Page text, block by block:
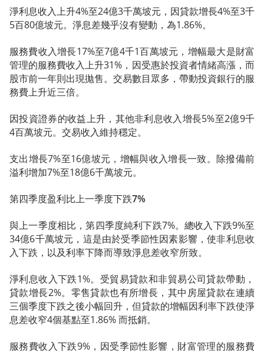
淨利息收入上升4%至24億3千萬坡元，因貸款增長4%至3千
5百80億坡元。淨息差幾乎沒有變動，為1.86%。
服務費收入增長17%至7億4千1百萬坡元，增幅最大是財富
管理的服務費收入上升31%，因受惠於投資者情緒高漲，而
股市前一年則出現拋售。交易數目眾多，帶動投資銀行的服
務費上升近三倍。
因投資證券的收益上升，其他非利息收入增長5%至2億9千
4百萬坡元。交易收入維持穩定。
支出增長7%至16億坡元，增幅與收入增長一致。除撥備前
溢利增加7%至18億6千萬坡元。
第四季度盈利比上一季度下跌7%
與上一季度相比，第四季度純利下跌7%。總收入下跌9%至
34億6千萬坡元，這是由於受季節性因素影響，使非利息收
入下跌，以及利率下降而導致淨息差收窄所致。
淨利息收入下跌1%。受貿易貸款和非貿易公司貸款帶動，
貸款增長2%。零售貸款也有所增長，其中房屋貸款在連續
三個季度下跌之後小幅回升，但貸款的增幅因利率下跌使淨
息差收窄4個基點至1.86% 而抵銷。
服務費收入下跌9%，因受季節性影響，財富管理的服務費